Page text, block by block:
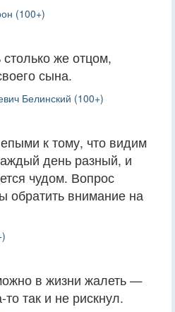
(100+)
же отцом,
сына.
Белинский (100+)
к тому, что видим
день разный, и
чудом. Вопрос
обратить внимание на
в жизни жалеть —
так и не рискнул.